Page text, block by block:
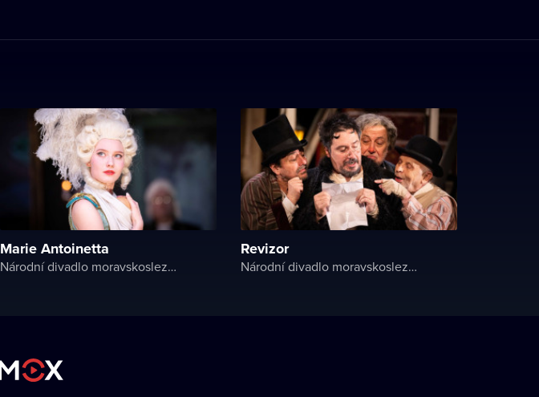
Marie Antoinetta
Národní divadlo moravskoslezské
Revizor
Národní divadlo moravskoslezské